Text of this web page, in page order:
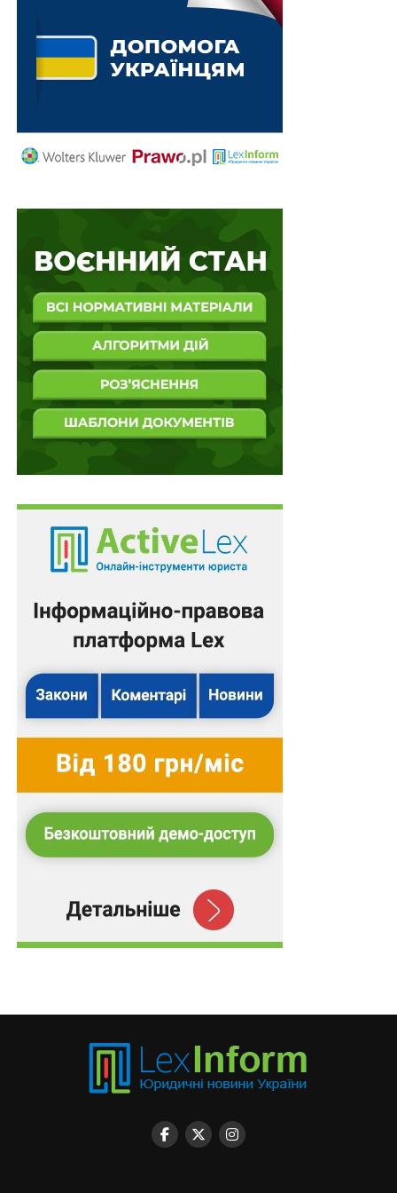
Комітет Міністрів РЄ продовжить нагляд за
виконанням рішень та умов дружнього
врегулювання, які російська федерація зобов’язана
виконувати. рф продовжить брати участь у засіданнях
отримання інформації щодо судових рішень, де вона
є державою-відповідачем або державою-заявником,
Таким чином, з огляду на зміст резолюцій подати
скаргу проти росії до ЄСПЛ можна буде й після 16
вересня 2022 року, оскільки денонсація не звільняє
державу від її зобов’язань за Конвенцією з прав
людини стосовно будь-якого діяння, яке вбачається
порушенням таких зобов’язань і могло бути здійснене
нею до дати, від якої денонсація набирає чинності.
зараз, не буде виконувати прийняті рішення, але у
довгостроковій перспективі, коли рф захоче
повернутися до Ради Європи, то виконання рішень
ЄСПЛ стане однією з вимог.
NB-1! Протокол № 15 до Конвенції скорочує з 6 до 4
місяців строк для подання заяви до Суду після
остаточного національного рішення, прийнятого в
рамках вичерпання національних засобів правового
NB-2! Необхідність вичерпання всіх національних
засобів захисту можна скоріше назвати золотим
Комісія й Суд неодноразово підкреслювали, що це
правило слід застосовувати з певною гнучкістю і без
зайвого формалізму, виходячи з конкретних обставин
в національній правовій системі, а й загальний
обставини заявника.
Юридичний вісник України